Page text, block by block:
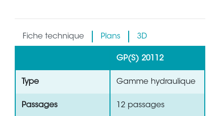
Fiche technique Plans 3D
GP(S) 20112
Type Gamme hydraulique
Passages 12 passages